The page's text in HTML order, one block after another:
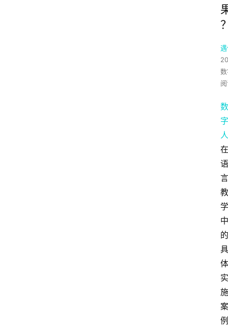
数
字
人
在
语
言
教
学
中
的
具
体
实
施
案
例